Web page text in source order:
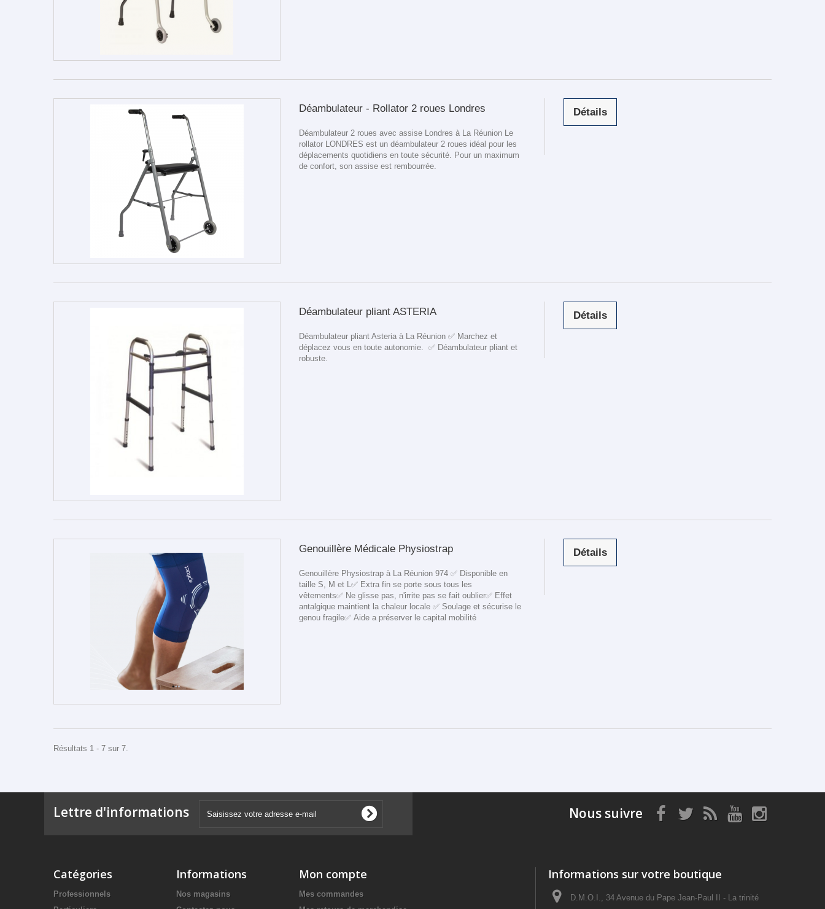
Déambulateur - Rollator 2 roues Londres
Déambulateur 2 roues avec assise Londres à La Réunion Le
rollator LONDRES est un déambulateur 2 roues idéal pour les
déplacements quotidiens en toute sécurité. Pour un maximum
de confort, son assise est rembourrée.
Détails
Déambulateur pliant ASTERIA
Déambulateur pliant Asteria à La Réunion ✅ Marchez et
déplacez vous en toute autonomie. ✅ Déambulateur pliant et
robuste.
Détails
Genouillère Médicale Physiostrap
Genouillère Physiostrap à La Réunion 974 ✅ Disponible en
taille S, M et L✅ Extra fin se porte sous tous les
vêtements✅ Ne glisse pas, n'irrite pas se fait oublier✅ Effet
antalgique maintient la chaleur locale ✅ Soulage et sécurise le
genou fragile✅ Aide a préserver le capital mobilité
Détails
Résultats 1 - 7 sur 7.
Lettre d'informations Nous suivre
Catégories
Professionnels
Informations
Nos magasins
Mon compte
Mes commandes
Informations sur votre boutique
D.M.O.I., 34 Avenue du Pape Jean-Paul II - La trinité